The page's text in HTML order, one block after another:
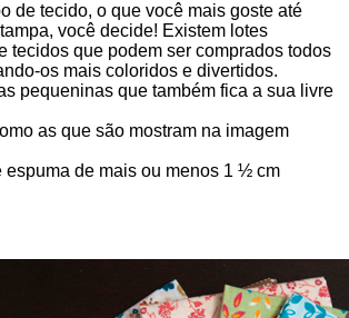
de tecido, o que você mais goste até
você decide! Existem lotes
tecidos que podem ser comprados todos
os mais coloridos e divertidos.
pequeninas que também fica a sua livre
as que são mostram na imagem
espuma de mais ou menos 1 ½ cm